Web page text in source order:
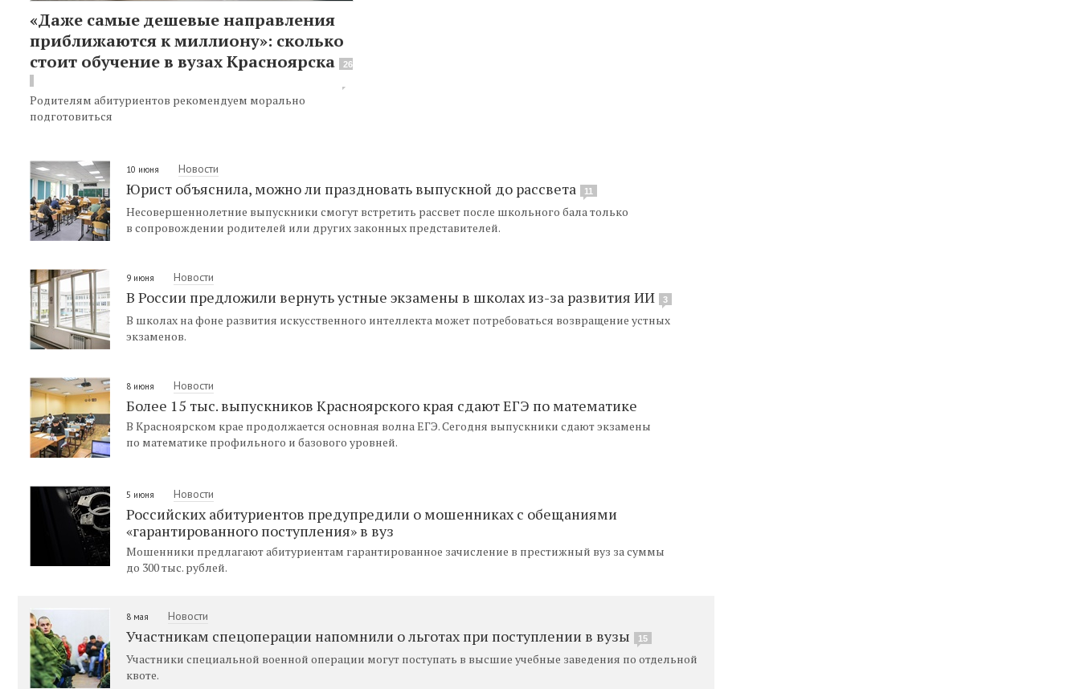
«Даже самые дешевые направления
приближаются к миллиону»: сколько
стоит обучение в вузах Красноярска
26
Родителям абитуриентов рекомендуем морально
подготовиться
10 июня Новости
Юрист объяснила, можно ли праздновать выпускной до рассвета 11
Несовершеннолетние выпускники смогут встретить рассвет после школьного бала только
в сопровождении родителей или других законных представителей.
9 июня Новости
В России предложили вернуть устные экзамены в школах из-за развития ИИ 3
В школах на фоне развития искусственного интеллекта может потребоваться возвращение устных
экзаменов.
8 июня Новости
Более 15 тыс. выпускников Красноярского края сдают ЕГЭ по математике
В Красноярском крае продолжается основная волна ЕГЭ. Сегодня выпускники сдают экзамены
по математике профильного и базового уровней.
5 июня Новости
Российских абитуриентов предупредили о мошенниках с обещаниями
«гарантированного поступления» в вуз
Мошенники предлагают абитуриентам гарантированное зачисление в престижный вуз за суммы
до 300 тыс. рублей.
8 мая Новости
Участникам спецоперации напомнили о льготах при поступлении в вузы 15
Участники специальной военной операции могут поступать в высшие учебные заведения по отдельной
квоте.